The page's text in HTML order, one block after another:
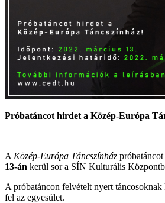
Próbatáncot hirdet a Közép-Európa
A Közép-Európa Táncszínház
13-án kerül sor a SÍN Kulturális
A próbatáncon felvételt nyert táncosoknak
fel az egyesület.